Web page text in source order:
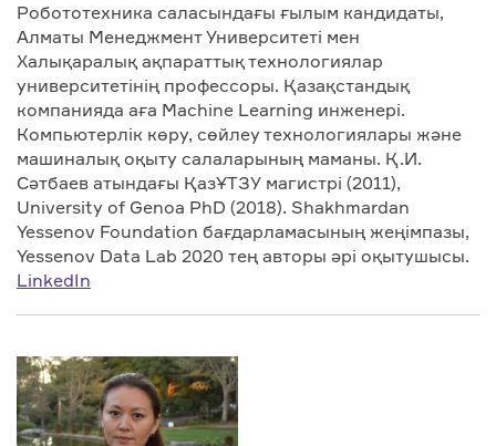
Робототехника саласындағы ғылым кандидаты,
Алматы Менеджмент Университеті мен
Халықаралық ақпараттық технологиялар
университетінің профессоры. Қазақстандық
компанияда аға Machine Learning инженері.
Компьютерлік көру, сөйлеу технологиялары және
машиналық оқыту салаларының маманы. Қ.И.
Сәтбаев атындағы ҚазҰТЗУ магистрі (2011),
University of Genoa PhD (2018). Shakhmardan
Yessenov Foundation бағдарламасының жеңімпазы,
Yessenov Data Lab 2020 тең авторы әрі оқытушысы.
LinkedIn